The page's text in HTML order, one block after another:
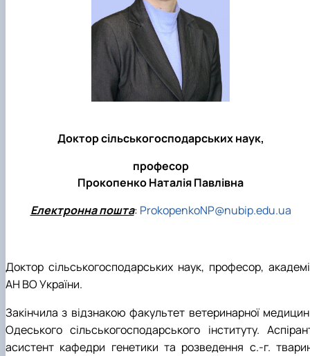
Доктор сільськогосподарських наук,
професор
Прокопенко Наталія Павлівна
Електронна пошта: ProkopenkoNP@nubip.edu.ua
Доктор сільськогосподарських наук, професор,
АН ВО України.
Закінчила з відзнакою факультет ветеринарної
Одеського сільськогосподарського інституту.
асистент кафедри генетики та розведення с.-г.